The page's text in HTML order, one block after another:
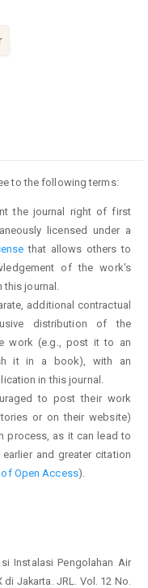
to the following terms:
the journal right of first
licensed under a
that allows others to
of the work's
this journal.
additional contractual
distribution of the
work (e.g., post it to an
it in a book), with an
in this journal.
to post their work
or on their website)
process, as it can lead to
and greater citation
Open Access).
Instalasi Pengolahan Air
Jakarta. JRL. Vol. 12 No.